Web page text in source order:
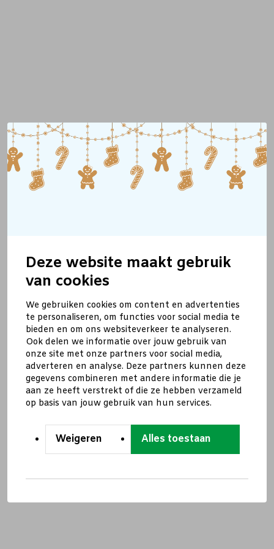
Deze website maakt gebruik
van cookies
We gebruiken cookies om content en advertenties
te personaliseren, om functies voor social media te
bieden en om ons websiteverkeer te analyseren.
Ook delen we informatie over jouw gebruik van
onze site met onze partners voor social media,
adverteren en analyse. Deze partners kunnen deze
gegevens combineren met andere informatie die je
aan ze heeft verstrekt of die ze hebben verzameld
op basis van jouw gebruik van hun services.
Weigeren Alles toestaan